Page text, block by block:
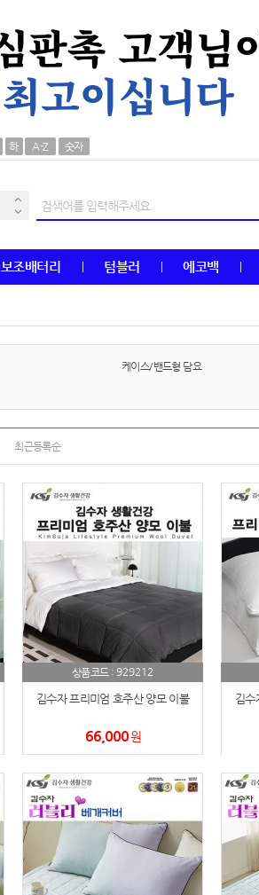
하 A-Z 숫자
보조배터리 텀블러 에코백
케이스/밴드형 담요
최근등록순
상품코드 : 929212
김수자 프리미엄 호주산 양모 이불
66,000원
김수